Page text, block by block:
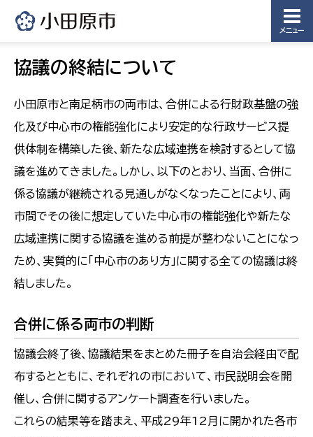
メニュー
協議の終結について
小田原市と南足柄市の両市は、合併による行財政基盤の強
化及び中心市の権能強化により安定的な行政サービス提
供体制を構築した後、新たな広域連携を検討するとして協
議を進めてきました。しかし、以下のとおり、当面、合併に
係る協議が継続される見通しがなくなったことにより、両
市間でその後に想定していた中心市の権能強化や新たな
広域連携に関する協議を進める前提が整わないことになっ
ため、実質的に「中心市のあり方」に関する全ての協議は終
結しました。
合併に係る両市の判断
協議会終了後、協議結果をまとめた冊子を自治会経由で配
布するとともに、それぞれの市において、市民説明会を開
催し、合併に関するアンケート調査を行いました。
これらの結果等を踏まえ、平成29年12月に開かれた各市